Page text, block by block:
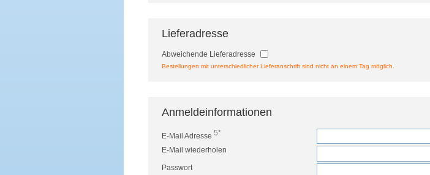
Lieferadresse
Abweichende Lieferadresse
Bestellungen mit unterschiedlicher Lieferanschrift sind nicht an einem Tag möglich.
Anmeldeinformationen
E-Mail Adresse 5*
E-Mail wiederholen
Passwort